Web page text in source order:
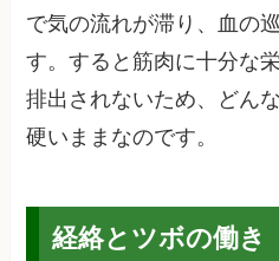
で気の流れが滞り、血の
す。すると筋肉に十分な
排出されないため、どん
硬いままなのです。
経絡とツボの働き